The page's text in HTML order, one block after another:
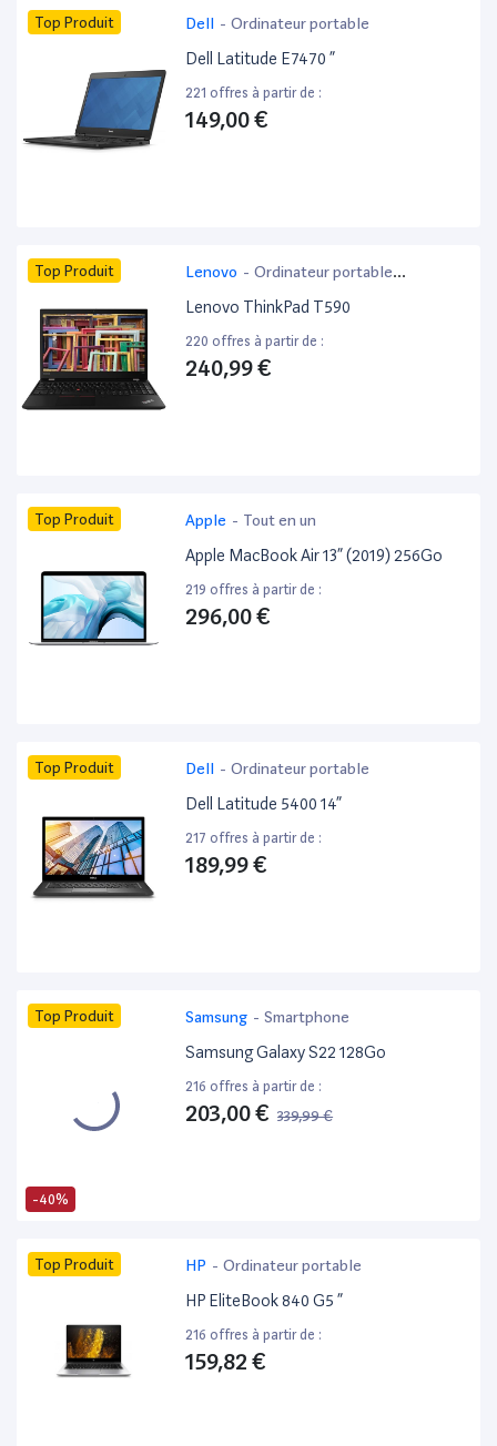
Top Produit Dell - Ordinateur portable
Dell Latitude E7470 ”
221 offres à partir de :
149,00 €
Top Produit Lenovo - Ordinateur portable
bureautique
Lenovo ThinkPad T590
220 offres à partir de :
240,99 €
Top Produit Apple - Tout en un
Apple MacBook Air 13” (2019) 256Go
219 offres à partir de :
296,00 €
Top Produit Dell - Ordinateur portable
Dell Latitude 5400 14”
217 offres à partir de :
189,99 €
-40%
Top Produit Samsung - Smartphone
Samsung Galaxy S22 128Go
216 offres à partir de :
203,00 € 339,99 €
Top Produit HP - Ordinateur portable
HP EliteBook 840 G5 ”
216 offres à partir de :
159,82 €